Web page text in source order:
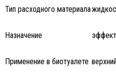
Тип расходного материала
Назначение
Применение в биотуалете